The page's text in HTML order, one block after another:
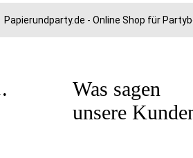
Papierundparty.de - Online Shop für
Was sagen
unsere